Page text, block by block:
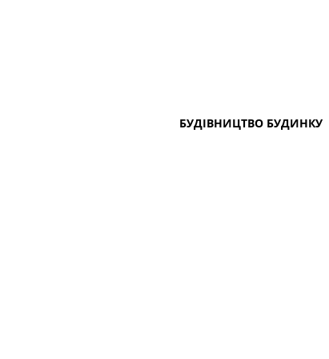
БУДІВНИЦТВО БУДИНКУ